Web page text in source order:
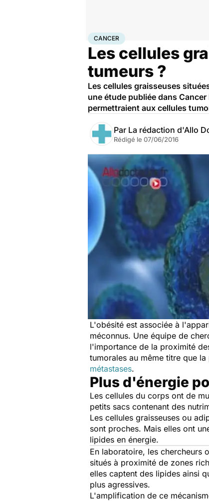
AccueilSanté
CANCER
Les cellules
tumeurs ?
Les cellules graisseuses
une étude publiée dans
permettraient aux cellules
Par La rédaction d'Allo
Rédigé le 07/06/2016
L'obésité est associée à
méconnus. Une équipe de
l'importance de la proximité
tumorales au même titre que
métastases.
Plus d'énergie
Les cellules du corps ont de
petits sacs contenant des
Les cellules graisseuses ou
sont proches. Mais elles ont
lipides en énergie.
En laboratoire, les chercheurs
situés à proximité de zones
elles captent des lipides ainsi
plus agressives.
L'amplification de ce